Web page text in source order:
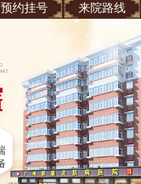
预约挂号 来院路线